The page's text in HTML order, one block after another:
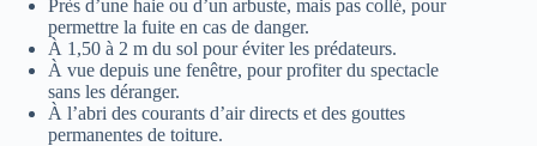
Près d’une haie ou d’un arbuste, mais pas collé, pour
permettre la fuite en cas de danger.
À 1,50 à 2 m du sol pour éviter les prédateurs.
À vue depuis une fenêtre, pour profiter du spectacle
sans les déranger.
À l’abri des courants d’air directs et des gouttes
permanentes de toiture.